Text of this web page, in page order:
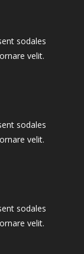
sodales
velit.
sodales
velit.
sodales
velit.